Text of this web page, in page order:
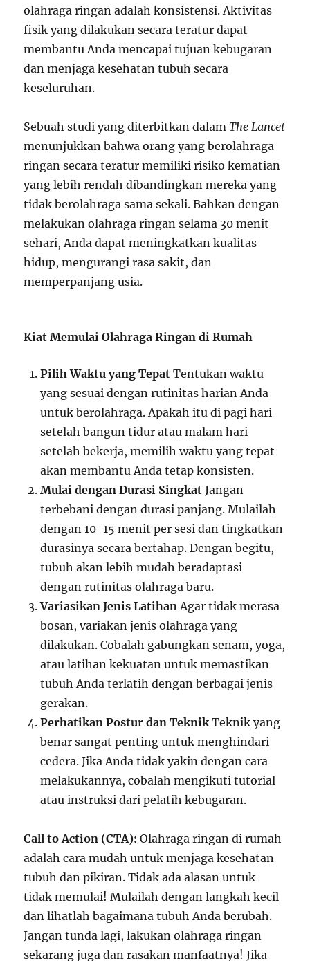
olahraga ringan adalah konsistensi. Aktivitas
fisik yang dilakukan secara teratur dapat
membantu Anda mencapai tujuan kebugaran
dan menjaga kesehatan tubuh secara
keseluruhan.
Sebuah studi yang diterbitkan dalamThe Lancet
menunjukkan bahwa orang yang berolahraga
ringan secara teratur memiliki risiko kematian
yang lebih rendah dibandingkan mereka yang
tidak berolahraga sama sekali. Bahkan dengan
melakukan olahraga ringan selama 30 menit
sehari, Anda dapat meningkatkan kualitas
hidup, mengurangi rasa sakit, dan
memperpanjang usia.
Kiat Memulai Olahraga Ringan di Rumah
Pilih Waktu yang Tepat Tentukan waktu
yang sesuai dengan rutinitas harian Anda
untuk berolahraga. Apakah itu di pagi hari
setelah bangun tidur atau malam hari
setelah bekerja, memilih waktu yang tepat
akan membantu Anda tetap konsisten.
Mulai dengan Durasi Singkat Jangan
terbebani dengan durasi panjang. Mulailah
dengan 10-15 menit per sesi dan tingkatkan
durasinya secara bertahap. Dengan begitu,
tubuh akan lebih mudah beradaptasi
dengan rutinitas olahraga baru.
Variasikan Jenis Latihan Agar tidak merasa
bosan, variakan jenis olahraga yang
dilakukan. Cobalah gabungkan senam, yoga,
atau latihan kekuatan untuk memastikan
tubuh Anda terlatih dengan berbagai jenis
gerakan.
Perhatikan Postur dan Teknik Teknik yang
benar sangat penting untuk menghindari
cedera. Jika Anda tidak yakin dengan cara
melakukannya, cobalah mengikuti tutorial
atau instruksi dari pelatih kebugaran.
Call to Action (CTA): Olahraga ringan di rumah
adalah cara mudah untuk menjaga kesehatan
tubuh dan pikiran. Tidak ada alasan untuk
tidak memulai! Mulailah dengan langkah kecil
dan lihatlah bagaimana tubuh Anda berubah.
Jangan tunda lagi, lakukan olahraga ringan
sekarang juga dan rasakan manfaatnya! Jika